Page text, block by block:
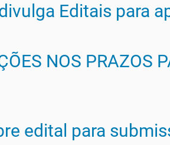
Editais para
NOS PRAZOS
edital para